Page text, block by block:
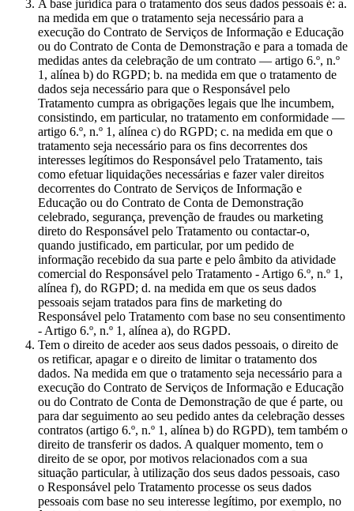
A base jurídica para o tratamento dos seus dados pessoais é: a.
na medida em que o tratamento seja necessário para a
execução do Contrato de Serviços de Informação e Educação
ou do Contrato de Conta de Demonstração e para a tomada de
medidas antes da celebração de um contrato — artigo 6.º, n.º
1, alínea b) do RGPD; b. na medida em que o tratamento de
dados seja necessário para que o Responsável pelo
Tratamento cumpra as obrigações legais que lhe incumbem,
consistindo, em particular, no tratamento em conformidade —
artigo 6.º, n.º 1, alínea c) do RGPD; c. na medida em que o
tratamento seja necessário para os fins decorrentes dos
interesses legítimos do Responsável pelo Tratamento, tais
como efetuar liquidações necessárias e fazer valer direitos
decorrentes do Contrato de Serviços de Informação e
Educação ou do Contrato de Conta de Demonstração
celebrado, segurança, prevenção de fraudes ou marketing
direto do Responsável pelo Tratamento ou contactar-o,
quando justificado, em particular, por um pedido de
informação recebido da sua parte e pelo âmbito da atividade
comercial do Responsável pelo Tratamento - Artigo 6.º, n.º 1,
alínea f), do RGPD; d. na medida em que os seus dados
pessoais sejam tratados para fins de marketing do
Responsável pelo Tratamento com base no seu consentimento
- Artigo 6.º, n.º 1, alínea a), do RGPD.
Tem o direito de aceder aos seus dados pessoais, o direito de
os retificar, apagar e o direito de limitar o tratamento dos
dados. Na medida em que o tratamento seja necessário para a
execução do Contrato de Serviços de Informação e Educação
ou do Contrato de Conta de Demonstração de que é parte, ou
para dar seguimento ao seu pedido antes da celebração desses
contratos (artigo 6.º, n.º 1, alínea b) do RGPD), tem também o
direito de transferir os dados. A qualquer momento, tem o
direito de se opor, por motivos relacionados com a sua
situação particular, à utilização dos seus dados pessoais, caso
o Responsável pelo Tratamento processe os seus dados
pessoais com base no seu interesse legítimo, por exemplo, no